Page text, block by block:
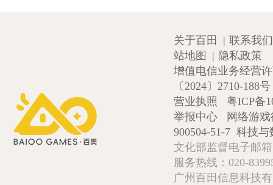
关于百田 | 联系我们
站地图
| 隐私政策
增值电信业务经营
〔2024〕2710-188号
营业执照
粤ICP备
举报中心
网络游
900504-51-7 科技与
文化部监督电子邮
服务热线：020-
广州百田信息科技